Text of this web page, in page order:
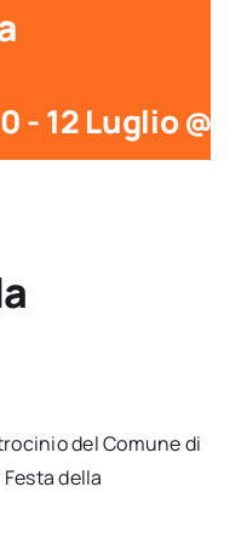
-12 Luglio @
del Comune di
della